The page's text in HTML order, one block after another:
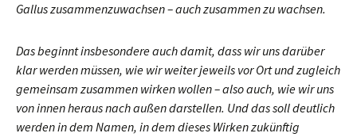
Gallus zusammenzuwachsen – auch zusammen zu wachsen.
Das beginnt insbesondere auch damit, dass wir uns darüber
klar werden müssen, wie wir weiter jeweils vor Ort und zugleich
gemeinsam zusammen wirken wollen – also auch, wie wir uns
von innen heraus nach außen darstellen. Und das soll deutlich
werden in dem Namen, in dem dieses Wirken zukünftig